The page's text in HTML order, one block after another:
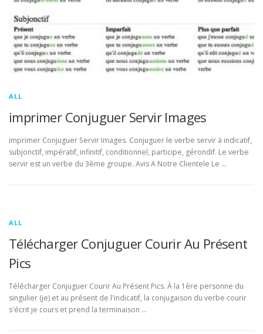
ALL
imprimer Conjuguer Servir Images
imprimer Conjuguer Servir Images. Conjuguer le verbe servir à indicatif,
subjonctif, impératif, infinitif, conditionnel, participe, gérondif. Le verbe
servir est un verbe du 3ème groupe. Avis A Notre Clientele Le …
ALL
Télécharger Conjuguer Courir Au Présent
Pics
Télécharger Conjuguer Courir Au Présent Pics. À la 1ère personne du
singulier (je) et au présent de l'indicatif, la conjugaison du verbe courir
s'écrit je cours et prend la terminaison …